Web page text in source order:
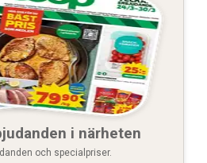
i närheten
och specialpriser.